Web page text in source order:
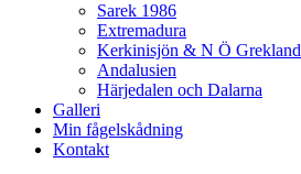
Sarek 1986
Extremadura
Kerkinisjön & N Ö Grekland
Andalusien
Härjedalen och Dalarna
Galleri
Min fågelskådning
Kontakt